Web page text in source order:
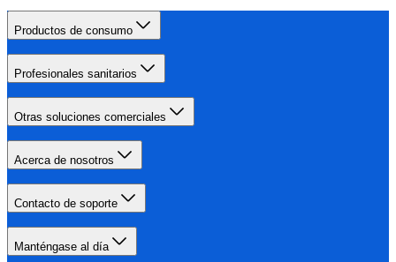
Productos de consumo
Profesionales sanitarios
Otras soluciones comerciales
Acerca de nosotros
Contacto de soporte
Manténgase al día